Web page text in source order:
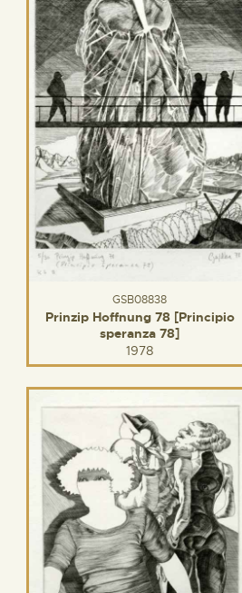
GSB08838
Prinzip Hoffnung 78 [Principio
speranza 78]
1978